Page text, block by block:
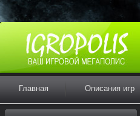
Главная Описания игр